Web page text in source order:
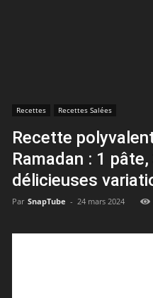
Recettes Recettes Salées
Recette
Ramadan : 1 pâte,
délicieuses
Par SnapTube - 24 mars 2024